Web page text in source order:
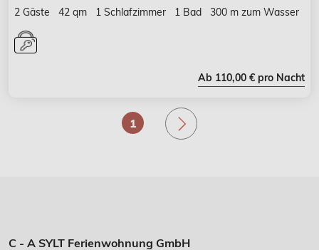
2 Gäste 42 qm 1 Schlafzimmer 1 Bad 300 m zum Wasser
Ab 110,00 € pro Nacht
1 .
C - A SYLT Ferienwohnung GmbH